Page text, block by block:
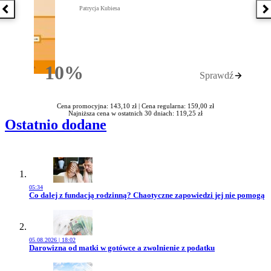
Poprzednia książka
10%Rabatu
Patrycja Kubiesa
Sprawdź
Cena promocyjna: 143,10 zł | Cena regularna: 159,00 zł
Najniższa cena w ostatnich 30 dniach: 119,25 zł
Ostatnio dodane
05:34
Przejdź do artykułu:
Co dalej z fundacją rodzinną? Chaotyczne zapowiedzi jej nie pomogą
05.08.2026 | 18:02
Przejdź do artykułu:
Darowizna od matki w gotówce a zwolnienie z podatku